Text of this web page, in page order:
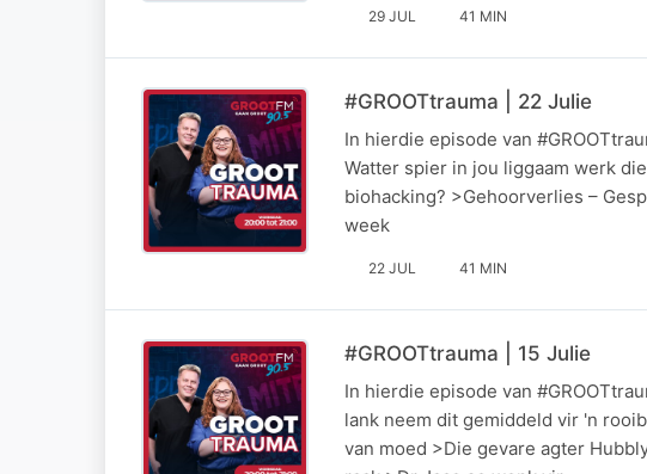
29 JUL 41 MIN
#GROOTtrauma | 22 Julie
In hierdie episode van
Watter spier in jou liggaam werk
biohacking? >Gehoorverlies –
week
22 JUL 41 MIN
#GROOTtrauma | 15 Julie
In hierdie episode van
lank neem dit gemiddeld vir 'n
van moed >Die gevare agter